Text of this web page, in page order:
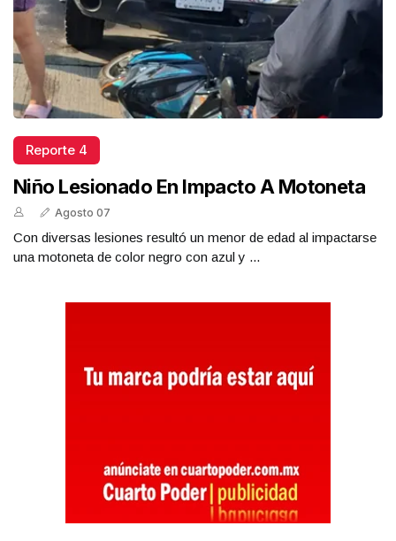
Reporte 4
Niño Lesionado En Impacto A Motoneta
Agosto 07
Con diversas lesiones resultó un menor de edad al impactarse
una motoneta de color negro con azul y ...